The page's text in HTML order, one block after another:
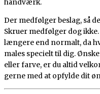
håndværk.
Der medfølger beslag, så
Skruer medfølger dog
længere end normalt, da
males specielt til dig.
eller farve, er du altid
gerne med at opfylde dit